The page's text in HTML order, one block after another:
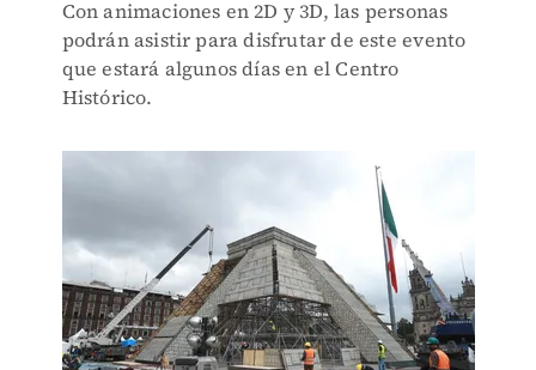
Con animaciones en 2D y 3D, las personas
podrán asistir para disfrutar de este evento
que estará algunos días en el Centro
Histórico.